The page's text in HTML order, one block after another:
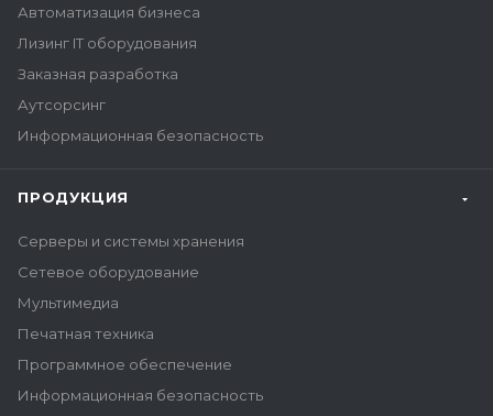
Автоматизация бизнеса
Лизинг IT оборудования
Заказная разработка
Аутсорсинг
Информационная безопасность
ПРОДУКЦИЯ
Серверы и системы хранения
Сетевое оборудование
Мультимедиа
Печатная техника
Программное обеспечение
Информационная безопасность